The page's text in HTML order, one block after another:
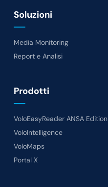
Soluzioni
Media Monitoring
Report e Analisi
Prodotti
VoloEasyReader ANSA Edition
VoloIntelligence
VoloMaps
Portal X